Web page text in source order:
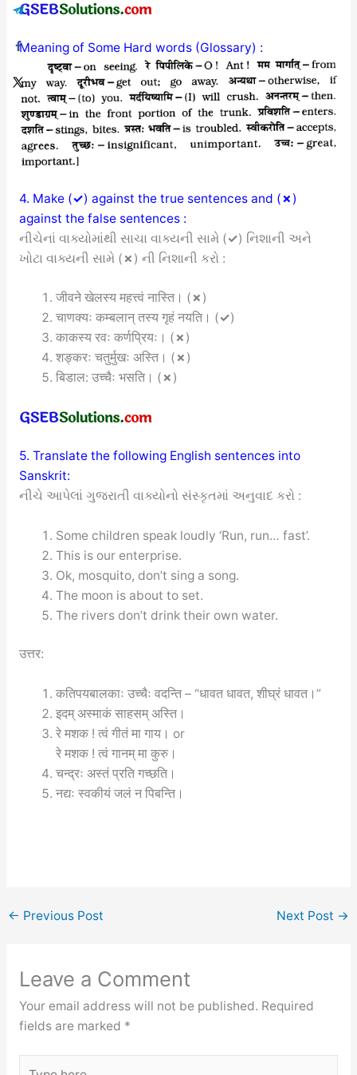
Meaning of Some Hard words (Glossary) :
4. Make (✓) against the true sentences and (✗ )
against the false sentences :
નીચેનાં વાક્યોમાંથી સાચા વાક્યની સામે (✓) નિશાની અને
ખોટા વાક્યની સામે (✗ ) ની નિશાની કરો :
जीवने खेलस्य महत्त्वं नास्ति। (✗ )
चाणक्यः कम्बलान् तस्य गृहं नयति। (✓)
काकस्य रवः कर्णप्रियः। (✗ )
शङ्करः चतुर्मुखः अस्ति। (✗ )
बिडाल: उच्चैः भसति। (✗ )
5. Translate the following English sentences into
Sanskrit:
નીચે આપેલાં ગુજરાતી વાક્યોનો સંસ્કૃતમાં અનુવાદ કરો :
Some children speak loudly ‘Run, run… fast’.
This is our enterprise.
Ok, mosquito, don’t sing a song.
The moon is about to set.
The rivers don’t drink their own water.
उत्तर:
कतिपयबालकाः उच्चैः वदन्ति – “धावत धावत, शीघ्रं धावत।”
इदम् अस्माकं साहसम् अस्ति।
रे मशक ! त्वं गीतं मा गाय। or
रे मशक ! त्वं गानम् मा कुरु।
चन्द्रः अस्तं प्रति गच्छति।
नद्यः स्वकीयं जलं न पिबन्ति।
← Previous Post Next Post →
Leave a Comment
Your email address will not be published. Required
fields are marked *